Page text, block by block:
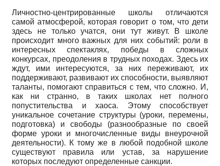
Личностно-центрированные школы отличаются
самой атмосферой, которая говорит о том, что дети
здесь не только учатся, они тут живут. В школе
происходит много важных для них событий: роли в
интересных спектаклях, победы в сложных
конкурсах, преодоления в трудных походах. Здесь их
ждут, ими интересуются, за них переживают, их
поддерживают, развивают их способности, выявляют
таланты, помогают справиться с тем, что сложно. И,
как ни странно, в таких школах нет полного
попустительства и хаоса. Этому способствует
уникальное сочетание структуры (уроки, перемены,
подготовка) и свободы (разнообразные по своей
форме уроки и многочисленные виды внеурочной
деятельности). К тому же в любой подобной школе
существуют правила или устав, за нарушение
которых последуют определенные санкции.